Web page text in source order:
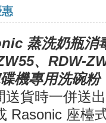
蒸洗奶瓶消
、RDW-
機專用洗碗粉
貨時一併送
Rasonic 座檯